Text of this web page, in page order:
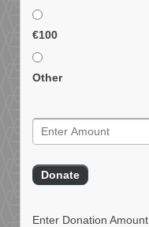
€100
Other
Enter Donation Amount